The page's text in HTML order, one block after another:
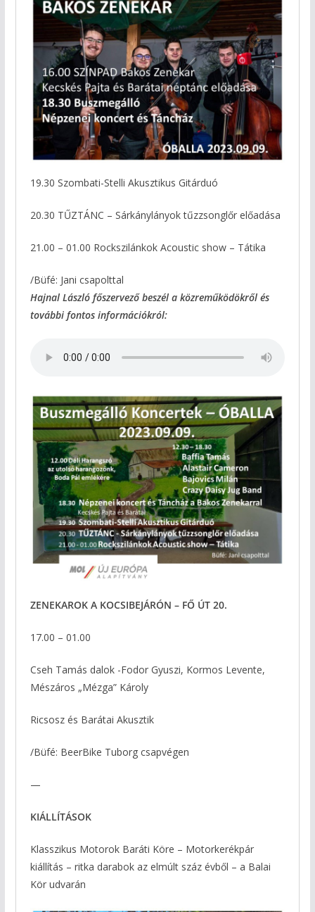
19.30 Szombati-Stelli Akusztikus Gitárduó
20.30 TŰZTÁNC – Sárkánylányok tűzzsonglőr előadása
21.00 – 01.00 Rockszilánkok Acoustic show – Tátika
/Büfé: Jani csapolttal
Hajnal László főszervező beszél a közreműködökről és
további fontos információkról:
ZENEKAROK A KOCSIBEJÁRÓN – FŐ ÚT 20.
17.00 – 01.00
Cseh Tamás dalok -Fodor Gyuszi, Kormos Levente,
Mészáros „Mézga” Károly
Ricsosz és Barátai Akusztik
/Büfé: BeerBike Tuborg csapvégen
—
KIÁLLÍTÁSOK
Klasszikus Motorok Baráti Köre – Motorkerékpár
kiállítás – ritka darabok az elmúlt száz évből – a Balai
Kör udvarán